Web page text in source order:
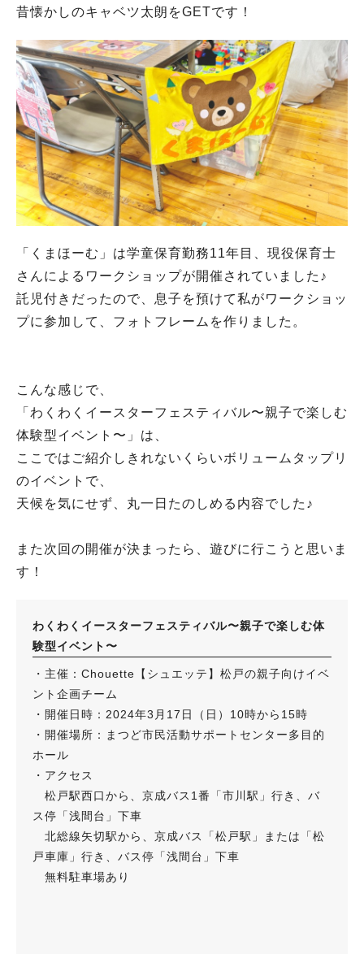
昔懐かしのキャベツ太朗をGETです！
「くまほーむ」は学童保育勤務11年目、現役保育士
さんによるワークショップが開催されていました♪
託児付きだったので、息子を預けて私がワークショッ
プに参加して、フォトフレームを作りました。
こんな感じで、
「わくわくイースターフェスティバル〜親子で楽しむ
体験型イベント〜」は、
ここではご紹介しきれないくらいボリュームタップリ
のイベントで、
天候を気にせず、丸一日たのしめる内容でした♪
また次回の開催が決まったら、遊びに行こうと思いま
す！
わくわくイースターフェスティバル〜親子で楽しむ体
験型イベント〜
・主催：Chouette【シュエッテ】松戸の親子向けイベ
ント企画チーム
・開催日時：2024年3月17日（日）10時から15時
・開催場所：まつど市民活動サポートセンター多目的
ホール
・アクセス
松戸駅西口から、京成バス1番「市川駅」行き、バ
ス停「浅間台」下車
北総線矢切駅から、京成バス「松戸駅」または「松
戸車庫」行き、バス停「浅間台」下車
無料駐車場あり